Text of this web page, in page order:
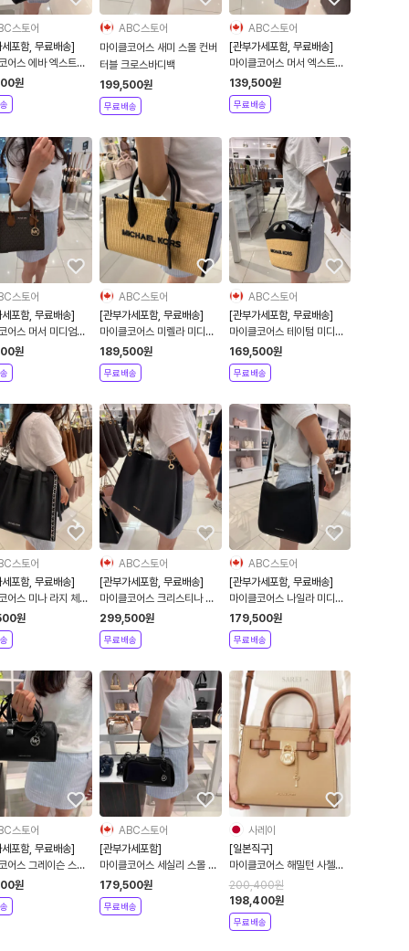
스토어
포함, 무료배송]
어스 에바 엑스트라
터블 토트백
원
ABC스토어
마이클코어스 새미 스몰 컨버
터블 크로스바디백
199,500원
무료배송
ABC스토어
[관부가세포함, 무료배송]
마이클코어스 머서 엑스트라
스몰 토트백 크로스바디백
139,500원
무료배송
스토어
포함, 무료배송]
어스 머서 미디엄로
코디언 크로스바디
원
ABC스토어
[관부가세포함, 무료배송]
마이클코어스 미렐라 미디엄
사첼백 토트백 크로스바디백
크로스백
189,500원
무료배송
ABC스토어
[관부가세포함, 무료배송]
마이클코어스 테이텀 미디엄
우븐 컨버터블 크로스바디백
라탄
169,500원
무료배송
스토어
포함, 무료배송]
어스 미나 라지 체인
원
ABC스토어
[관부가세포함, 무료배송]
마이클코어스 크리스티나 라
지 페블레더 숄더백
299,500원
무료배송
ABC스토어
[관부가세포함, 무료배송]
마이클코어스 나일라 미디엄
페블레더 메신저백 크로스바
디백
179,500원
무료배송
스토어
포함, 무료배송]
어스 그레이슨 스몰
더플 크로스바디백
원
ABC스토어
[관부가세포함]
마이클코어스 세실리 스몰 숄
더백
179,500원
무료배송
사레이
[일본직구]
마이클코어스 해밀턴 사첼백
스몰 여성 소가죽 토트백 MK
핸드백 카멜 멀티
200,400원
198,400원
무료배송